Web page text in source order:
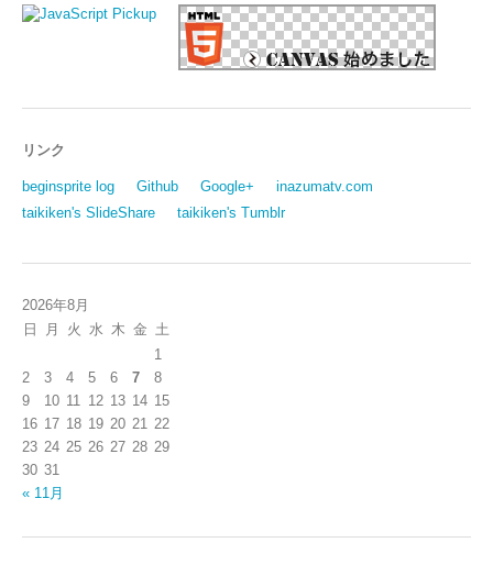
リンク
beginsprite log Github Google+
inazumatv.com
taikiken's SlideShare
taikiken's Tumblr
2026年8月
日
月 火 水 木 金 土
1
2
3 4 5 6 7
8
9
10 11 12 13 14 15
16 17 18 19 20 21 22
23 24 25 26 27 28 29
30 31
« 11月